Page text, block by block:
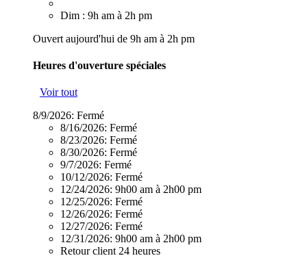
Dim : 9h am à 2h pm
Ouvert aujourd'hui de 9h am à 2h pm
Heures d'ouverture spéciales
Voir tout
8/9/2026: Fermé
8/16/2026: Fermé
8/23/2026: Fermé
8/30/2026: Fermé
9/7/2026: Fermé
10/12/2026: Fermé
12/24/2026: 9h00 am à 2h00 pm
12/25/2026: Fermé
12/26/2026: Fermé
12/27/2026: Fermé
12/31/2026: 9h00 am à 2h00 pm
Retour client 24 heures